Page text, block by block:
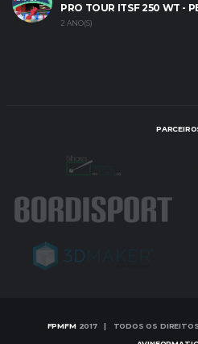
PRO TOUR ITSF 250 WT -
2 ANO(S)
FPMFM2017 | TODOS OS DIREITOS